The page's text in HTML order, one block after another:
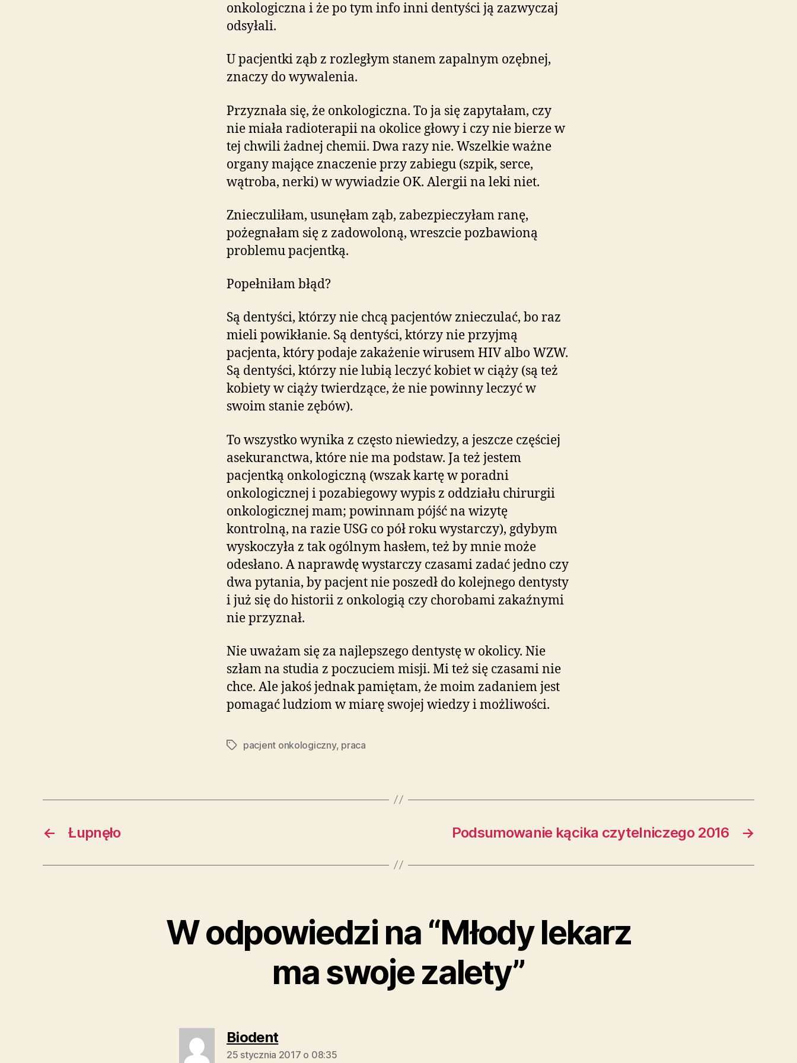
onkologiczna i że po tym info inni dentyści ją zazwyczaj
odsyłali.
U pacjentki ząb z rozległym stanem zapalnym ozębnej,
znaczy do wywalenia.
Przyznała się, że onkologiczna. To ja się zapytałam, czy
nie miała radioterapii na okolice głowy i czy nie bierze w
tej chwili żadnej chemii. Dwa razy nie. Wszelkie ważne
organy mające znaczenie przy zabiegu (szpik, serce,
wątroba, nerki) w wywiadzie OK. Alergii na leki niet.
Znieczuliłam, usunęłam ząb, zabezpieczyłam ranę,
pożegnałam się z zadowoloną, wreszcie pozbawioną
problemu pacjentką.
Popełniłam błąd?
Są dentyści, którzy nie chcą pacjentów znieczulać, bo raz
mieli powikłanie. Są dentyści, którzy nie przyjmą
pacjenta, który podaje zakażenie wirusem HIV albo WZW.
Są dentyści, którzy nie lubią leczyć kobiet w ciąży (są też
kobiety w ciąży twierdzące, że nie powinny leczyć w
swoim stanie zębów).
To wszystko wynika z często niewiedzy, a jeszcze częściej
asekuranctwa, które nie ma podstaw. Ja też jestem
pacjentką onkologiczną (wszak kartę w poradni
onkologicznej i pozabiegowy wypis z oddziału chirurgii
onkologicznej mam; powinnam pójść na wizytę
kontrolną, na razie USG co pół roku wystarczy), gdybym
wyskoczyła z tak ogólnym hasłem, też by mnie może
odesłano. A naprawdę wystarczy czasami zadać jedno czy
dwa pytania, by pacjent nie poszedł do kolejnego dentysty
i już się do historii z onkologią czy chorobami zakaźnymi
nie przyznał.
Nie uważam się za najlepszego dentystę w okolicy. Nie
szłam na studia z poczuciem misji. Mi też się czasami nie
chce. Ale jakoś jednak pamiętam, że moim zadaniem jest
pomagać ludziom w miarę swojej wiedzy i możliwości.
Tagipacjent onkologiczny, praca
← Łupnęło →
Podsumowanie kącika czytelniczego 2016
W odpowiedzi na “Młody lekarz
ma swoje zalety”
Biodentkomentarz:
25 stycznia 2017 o 08:35